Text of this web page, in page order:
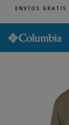
al
contenido
ENVÍOS